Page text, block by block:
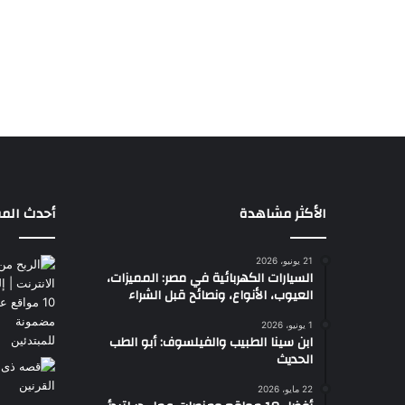
الأكثر مشاهدة
21 يونيو، 2026
السيارات الكهربائية في مصر: المميزات،
العيوب، الأنواع، ونصائح قبل الشراء
1 يونيو، 2026
ابن سينا الطبيب والفيلسوف: أبو الطب
الحديث
22 مايو، 2026
أحدث